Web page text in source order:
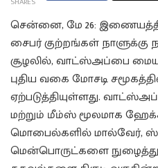
சென்னை, மே 26:
சைபர் குற்றங்கள் நாளுக்கு
சூழலில், வாட்ஸ்அப்பை
புதிய வகை மோசடி
ஏற்படுத்தியுள்ளது.
மற்றும் மீம்ஸ் மூலமாக
மொபைல்களில் மால்வேர்,
மென்பொருட்களை